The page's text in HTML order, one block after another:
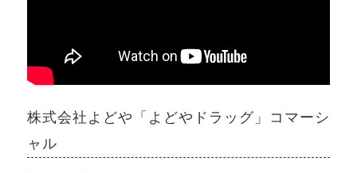
株式会社よどや「よどやドラッグ」コマーシ
ャル